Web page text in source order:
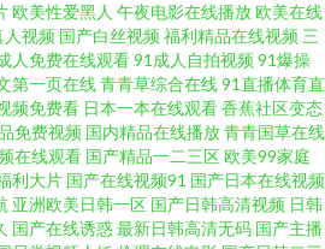
一福利导航 黄色片免费观看视频 五月婷婷影
害羞草免费视频 欧美日一等视频 色色欧美综
片久久 国产精品久久东京 美女色撸撸 日本黄
天堂av在线 欧日韩品精久久 草莓视频福利社
欧美性爱黑人 午夜电影在线播放欧美在线
人视频 国产白丝视频福利精品在线视频 三
人免费在线观看91成人自拍视频91爆操
第一页在线青青草综合在线91直播体育直
频免费看 日本一本在线观看香蕉社区变态
免费视频 国内精品在线播放青青国草在线
在线观看 国产精品一二三区欧美99家庭
利大片 国产在线视频91 国产日本在线视频
亚洲欧美日韩一区 国产日韩高清视频 日韩
国产在线诱惑最新日韩高清无码 国产主播